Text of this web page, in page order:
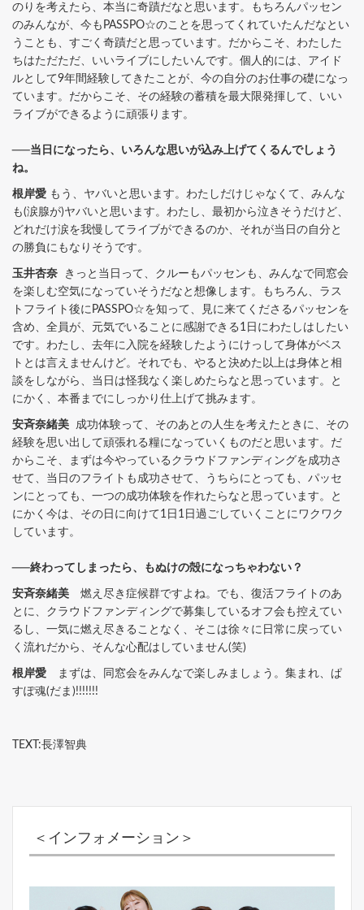
のりを考えたら、本当に奇蹟だなと思います。もちろんパッセン
のみんなが、今もPASSPO☆のことを思ってくれていたんだなとい
うことも、すごく奇蹟だと思っています。だからこそ、わたした
ちはただただ、いいライブにしたいんです。個人的には、アイド
ルとして9年間経験してきたことが、今の自分のお仕事の礎になっ
ています。だからこそ、その経験の蓄積を最大限発揮して、いい
ライブができるように頑張ります。
──当日になったら、いろんな思いが込み上げてくるんでしょう
ね。
根岸愛 もう、ヤバいと思います。わたしだけじゃなくて、みんな
も(涙腺が)ヤバいと思います。わたし、最初から泣きそうだけど、
どれだけ涙を我慢してライブができるのか、それが当日の自分と
の勝負にもなりそうです。
玉井杏奈 きっと当日って、クルーもパッセンも、みんなで同窓会
を楽しむ空気になっていそうだなと想像します。もちろん、ラス
トフライト後にPASSPO☆を知って、見に来てくださるパッセンを
含め、全員が、元気でいることに感謝できる1日にわたしはしたい
です。わたし、去年に入院を経験したようにけっして身体がベス
トとは言えませんけど。それでも、やると決めた以上は身体と相
談をしながら、当日は怪我なく楽しめたらなと思っています。と
にかく、本番までにしっかり仕上げて挑みます。
安斉奈緒美 成功体験って、そのあとの人生を考えたときに、その
経験を思い出して頑張れる糧になっていくものだと思います。だ
からこそ、まずは今やっているクラウドファンディングを成功さ
せて、当日のフライトも成功させて、うちらにとっても、パッセ
ンにとっても、一つの成功体験を作れたらなと思っています。と
にかく今は、その日に向けて1日1日過ごしていくことにワクワク
しています。
──終わってしまったら、もぬけの殻になっちゃわない？
安斉奈緒美 燃え尽き症候群ですよね。でも、復活フライトのあ
とに、クラウドファンディングで募集しているオフ会も控えてい
るし、一気に燃え尽きることなく、そこは徐々に日常に戻ってい
く流れだから、そんな心配はしていません(笑)
根岸愛 まずは、同窓会をみんなで楽しみましょう。集まれ、ぱ
すぽ魂(だま)!!!!!!!
TEXT:長澤智典
＜インフォメーション＞